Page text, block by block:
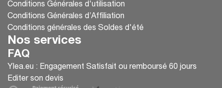
Conditions Générales d'utilisation
Conditions Générales d’Affiliation
Conditions générales des Soldes d'été
Nos services
FAQ
Ylea.eu : Engagement Satisfait ou remboursé 60 jours
Editer son devis